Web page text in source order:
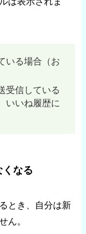
いる場合（お
受信している
いいね履歴に
くなる
とき、自分は新
ん。